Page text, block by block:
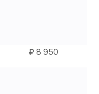
₽8 950